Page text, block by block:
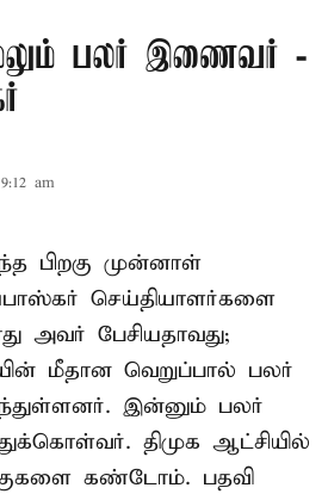
பலர் இணைவர் -
am
பிறகு முன்னாள்
செய்தியாளர்களை
அவர் பேசியதாவது;
மீதான வெறுப்பால் பலர்
இன்னும் பலர்
திமுக ஆட்சியில்
கண்டோம். பதவி